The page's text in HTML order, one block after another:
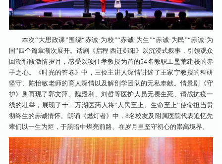
本次“大思政课”围绕“赤诚·为校”“赤诚·为生”“赤诚·为民”“赤诚·为
国”四个篇章渐次展开。话剧《启程 西迁郧阳》以沉浸式叙事，引领观众
回溯那段激情岁月，感受以项仕孝教授为首的54名教职工垦荒建校的赤
子之心。《时光的答卷》中，三位主讲人深情讲述了王家宁教授的科研
坚守、陈怡敏老师的育人深情以及解剖学团队的无私奉献。情景剧《守
护》则再现了郭文萍、魏殿利、刘哲等医护人员无畏生死、请战抗疫一
线的壮举，展现了十二万湖医药人将“人民至上、生命至上”使命担当贯
彻终生的赤诚情怀。朗诵《燃灯者》中，8名校友及附属医院代表追忆先
辈们以一生为炬，于黑暗中燃亮前路、在岁月里坚守初心的崇高境界。